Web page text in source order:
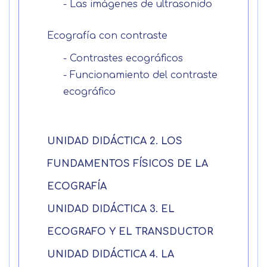
- Las imágenes de ultrasonido
Ecografía con contraste
- Contrastes ecográficos
- Funcionamiento del contraste
ecográfico
UNIDAD DIDÁCTICA 2. LOS
FUNDAMENTOS FÍSICOS DE LA
ECOGRAFÍA
UNIDAD DIDÁCTICA 3. EL
ECOGRAFO Y EL TRANSDUCTOR
UNIDAD DIDÁCTICA 4. LA
Solicitar
información
Solicitar
información
Nombre
Apellidos
Telefono
Centro de
preferencia de
privacidad